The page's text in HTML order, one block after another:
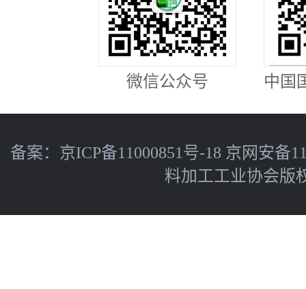
微信公众号 中国
备案： 京ICP备11000851号-18 京网安备
料加工工业协会版